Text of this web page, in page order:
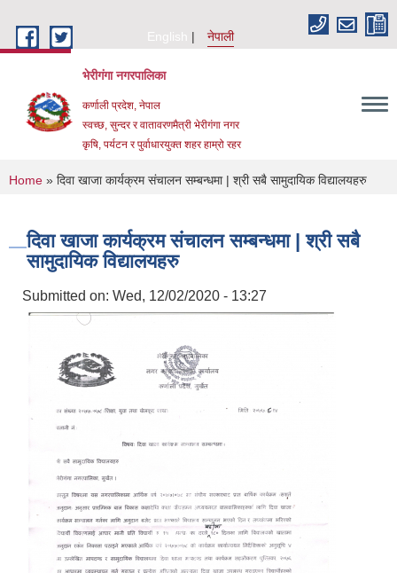
English
नेपाली
भेरीगंगा नगरपालिका
कर्णाली प्रदेश, नेपाल
स्वच्छ, सुन्दर र वातावरणमैत्री भेरीगंगा नगर
कृषि, पर्यटन र पुर्वाधारयुक्त शहर हाम्रो रहर
You are here
Home » दिवा खाजा कार्यक्रम संचालन सम्बन्धमा | श्री सबै सामुदायिक विद्यालयहरु
दिवा खाजा कार्यक्रम संचालन सम्बन्धमा | श्री सबै
सामुदायिक विद्यालयहरु
Submitted on: Wed, 12/02/2020 - 13:27